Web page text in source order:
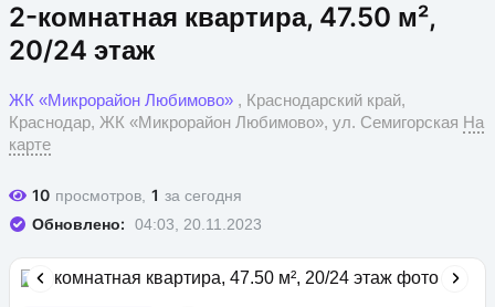
2-комнатная квартира, 47.50 м²,
20/24 этаж
ЖК «Микрорайон Любимово» , Краснодарский край,
Краснодар, ЖК «Микрорайон Любимово», ул. Семигорская На
карте
10 просмотров, 1 за сегодня
Обновлено: 04:03, 20.11.2023